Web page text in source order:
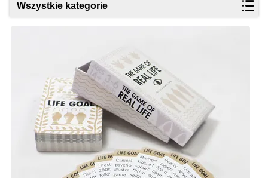
Wszystkie kategorie